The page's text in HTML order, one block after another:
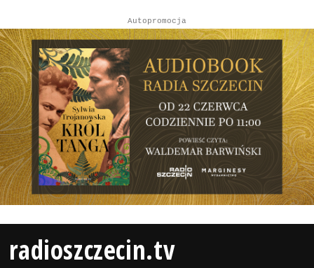
Autopromocja
radioszczecin.tv